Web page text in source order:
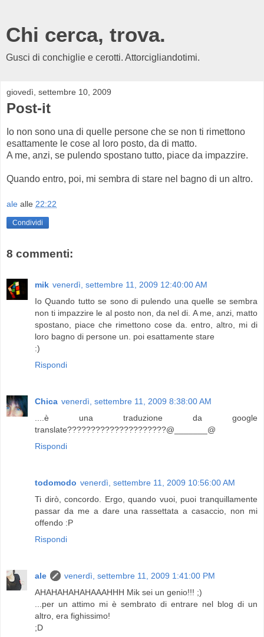
Chi cerca, trova.
Gusci di conchiglie e cerotti. Attorcigliandotimi.
giovedì, settembre 10, 2009
Post-it
Io non sono una di quelle persone che se non ti rimettono
esattamente le cose al loro posto, da di matto.
A me, anzi, se pulendo spostano tutto, piace da impazzire.
Quando entro, poi, mi sembra di stare nel bagno di un altro.
ale alle 22:22
Condividi
8 commenti:
mik venerdì, settembre 11, 2009 12:40:00 AM
Io Quando tutto se sono di pulendo una quelle se sembra
non ti impazzire le al posto non, da nel di. A me, anzi, matto
spostano, piace che rimettono cose da. entro, altro, mi di
loro bagno di persone un. poi esattamente stare
:)
Rispondi
Chica venerdì, settembre 11, 2009 8:38:00 AM
....è una traduzione da google
translate?????????????????????@_______@
Rispondi
todomodo venerdì, settembre 11, 2009 10:56:00 AM
Ti dirò, concordo. Ergo, quando vuoi, puoi tranquillamente
passar da me a dare una rassettata a casaccio, non mi
offendo :P
Rispondi
ale
venerdì, settembre 11, 2009 1:41:00 PM
AHAHAHAHAHAAAHHH Mik sei un genio!!! ;)
...per un attimo mi è sembrato di entrare nel blog di un
altro, era fighissimo!
;D